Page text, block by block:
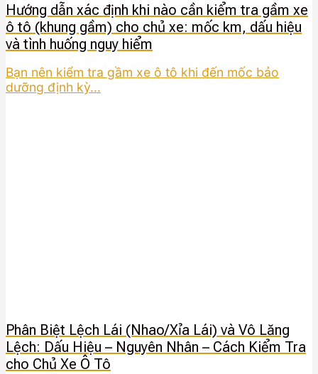
Hướng dẫn xác định khi nào cần kiểm tra gầm xe
ô tô (khung gầm) cho chủ xe: mốc km, dấu hiệu
và tình huống nguy hiểm
Bạn nên kiểm tra gầm xe ô tô khi đến mốc bảo
dưỡng định kỳ...
Phân Biệt Lệch Lái (Nhao/Xỉa Lái) và Vô Lăng
Lệch: Dấu Hiệu – Nguyên Nhân – Cách Kiểm Tra
cho Chủ Xe Ô Tô